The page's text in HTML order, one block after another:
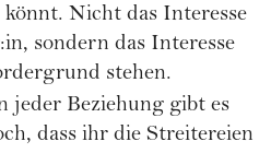
Nicht das Interesse
sondern das Interesse
stehen.
jeder Beziehung gibt es
dass ihr die Streitereien